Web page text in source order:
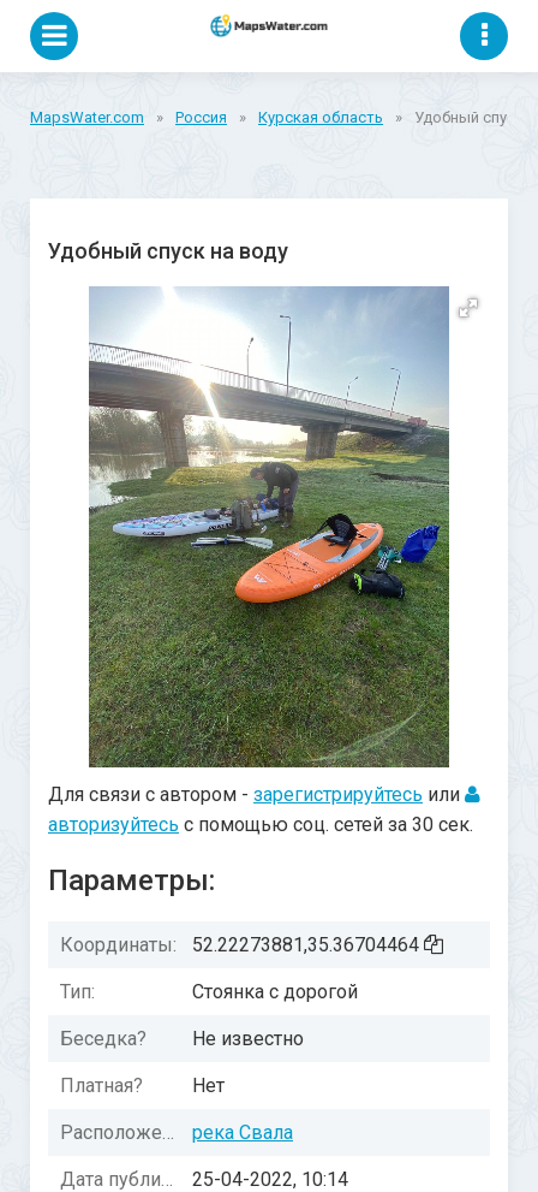
MapsWater.com » Россия » Курская область » Удобный спуск
Удобный спуск на воду
Для связи с автором - зарегистрируйтесь или
авторизуйтесь с помощью соц. сетей за 30 сек.
Параметры:
Координаты: 52.22273881,35.36704464
Тип: Стоянка с дорогой
Беседка? Не известно
Платная? Нет
Расположение: река Свала
Дата публикации: 25-04-2022, 10:14